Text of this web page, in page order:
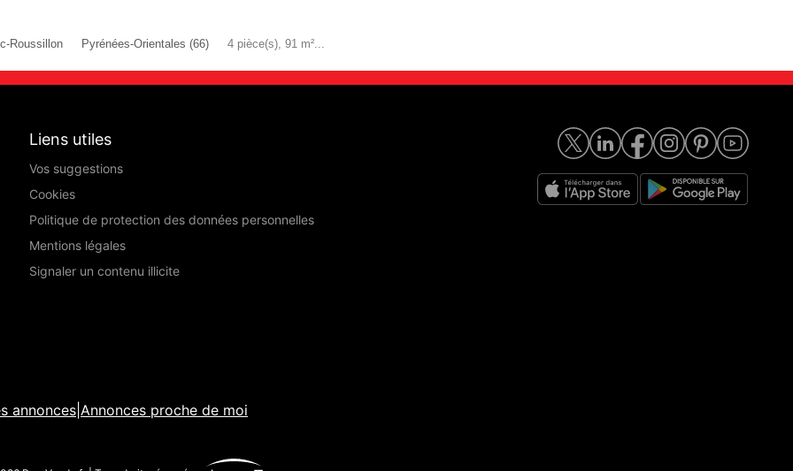
Roussillon Pyrénées-Orientales (66) 4 pièce(s), 91 m²...
Liens utiles
Vos suggestions
Cookies
Politique de protection des données personnelles
Mentions légales
Signaler un contenu illicite
annonces Annonces proche de moi